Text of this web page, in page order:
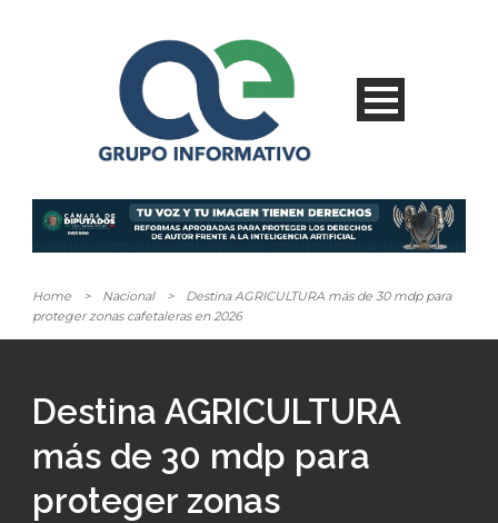
Home > Nacional >
Destina AGRICULTURA más de 30 mdp para
proteger zonas cafetaleras en 2026
Destina AGRICULTURA
más de 30 mdp para
proteger zonas